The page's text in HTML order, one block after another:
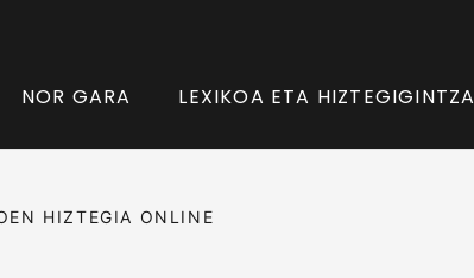
NOR GARA LEXIKOA ETA HIZTEGIGINTZA
HIZTEGIA ONLINE